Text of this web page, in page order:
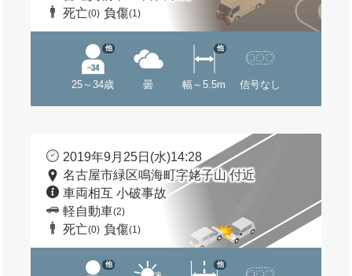
死亡(0) 負傷(1)
25～34歳
他
曇 幅～5.5m
他
信号なし
2019年9月25日(水)14:28
名古屋市緑区鳴海町字姥子山 付近
車両相互 小破事故
軽自動車(2)
死亡(0) 負傷(1)
他 他